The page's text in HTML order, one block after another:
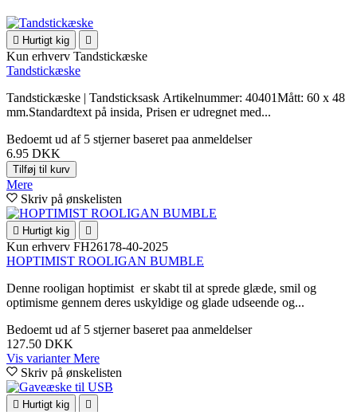
 Hurtigt kig 
Kun erhverv Tandstickæske
Tandstickæske
Tandstickæske | Tandsticksask Artikelnummer: 40401Mått: 60 x 48
mm.Standardtext på insida, Prisen er udregnet med...
Bedoemt ud af 5 stjerner baseret paa anmeldelser
6.95 DKK
Tilføj til kurv
Mere
Skriv på ønskelisten
 Hurtigt kig 
Kun erhverv FH26178-40-2025
HOPTIMIST ROOLIGAN BUMBLE
Denne rooligan hoptimist er skabt til at sprede glæde, smil og
optimisme gennem deres uskyldige og glade udseende og...
Bedoemt ud af 5 stjerner baseret paa anmeldelser
127.50 DKK
Vis varianterMere
Skriv på ønskelisten
 Hurtigt kig 